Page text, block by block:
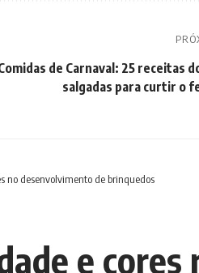
de Carnaval: 25 receitas
salgadas para curtir o
no desenvolvimento de brinquedos
e